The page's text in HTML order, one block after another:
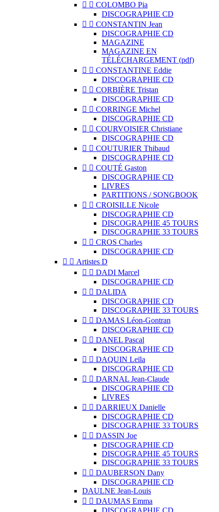
  COLOMBO Pia
DISCOGRAPHIE CD
  CONSTANTIN Jean
DISCOGRAPHIE CD
MAGAZINE
MAGAZINE EN
TÉLÉCHARGEMENT (pdf)
  CONSTANTINE Eddie
DISCOGRAPHIE CD
  CORBIÈRE Tristan
DISCOGRAPHIE CD
  CORRINGE Michel
DISCOGRAPHIE CD
  COURVOISIER Christiane
DISCOGRAPHIE CD
  COUTURIER Thibaud
DISCOGRAPHIE CD
  COUTÉ Gaston
DISCOGRAPHIE CD
LIVRES
PARTITIONS / SONGBOOK
  CROISILLE Nicole
DISCOGRAPHIE CD
DISCOGRAPHIE 45 TOURS
DISCOGRAPHIE 33 TOURS
  CROS Charles
DISCOGRAPHIE CD
  Artistes D
  DADI Marcel
DISCOGRAPHIE CD
  DALIDA
DISCOGRAPHIE CD
DISCOGRAPHIE 33 TOURS
  DAMAS Léon-Gontran
DISCOGRAPHIE CD
  DANEL Pascal
DISCOGRAPHIE CD
  DAQUIN Leïla
DISCOGRAPHIE CD
  DARNAL Jean-Claude
DISCOGRAPHIE CD
LIVRES
  DARRIEUX Danielle
DISCOGRAPHIE CD
DISCOGRAPHIE 33 TOURS
  DASSIN Joe
DISCOGRAPHIE CD
DISCOGRAPHIE 45 TOURS
DISCOGRAPHIE 33 TOURS
  DAUBERSON Dany
DISCOGRAPHIE CD
DAULNE Jean-Louis
  DAUMAS Emma
DISCOGRAPHIE CD